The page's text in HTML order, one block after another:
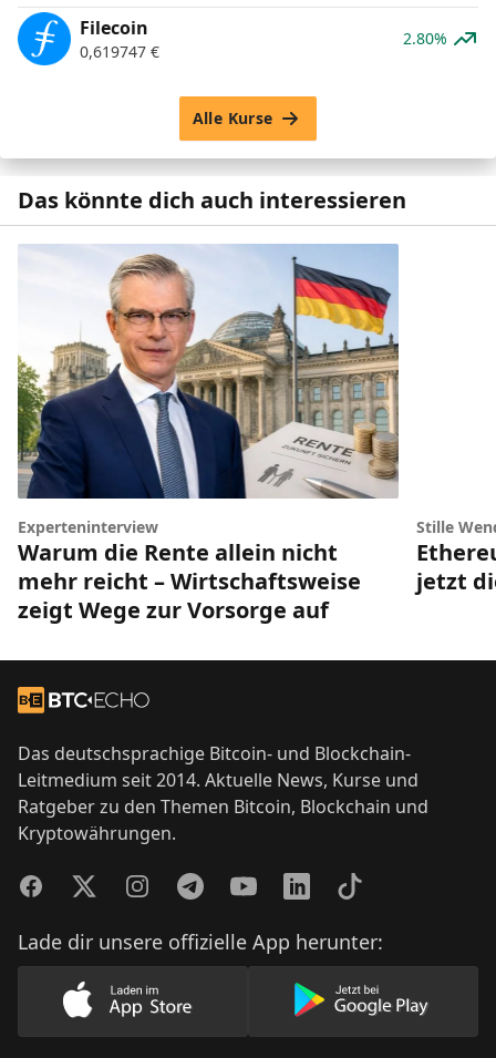
Filecoin
0,619747 €
2.80%
Alle Kurse
Das könnte dich auch interessieren
Experteninterview
Warum die Rente allein nicht
mehr reicht – Wirtschaftsweise
zeigt Wege zur Vorsorge auf
Stille
jetzt
Zur Startseite
Das deutschsprachige Bitcoin- und Blockchain-
Leitmedium seit 2014. Aktuelle News, Kurse und
Ratgeber zu den Themen Bitcoin, Blockchain und
Kryptowährungen.
FacebookTwitterInstagramTelegramYouTubeLinkedInTikTok
Lade dir unsere offizielle App herunter:
Lade unsere App im AppStore herunter
Lade unsere